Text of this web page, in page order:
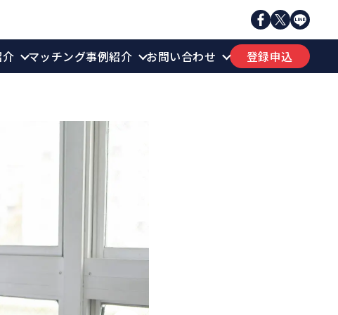
マッチング事例紹介 お問い合わせ 登録申込